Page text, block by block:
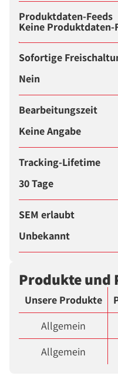
Produktdaten-Feeds
Keine Produktdaten-
Sofortige
Nein
Bearbeitungszeit
Keine Angabe
Tracking-Lifetime
30 Tage
SEM erlaubt
Unbekannt
Produkte und
Unsere Produkte
Allgemein
Allgemein